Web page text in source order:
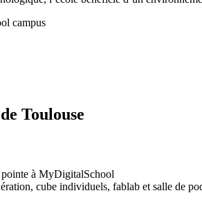
Toulouse
à MyDigitalSchool
cube individuels, fablab et salle de